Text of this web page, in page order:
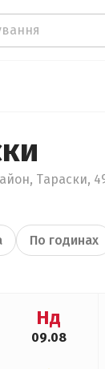
Тараски,
По годинах
Нд
09.08